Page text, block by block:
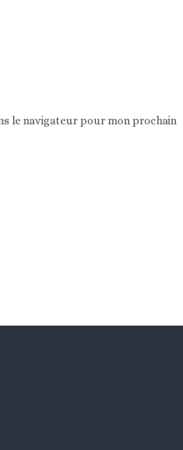
le navigateur pour mon prochain